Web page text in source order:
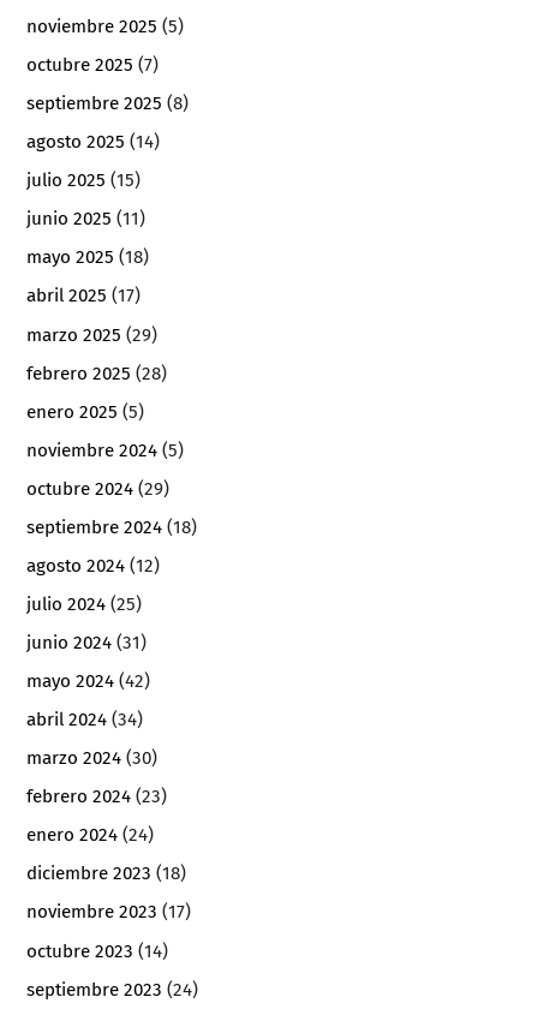
noviembre 2025 (5)
octubre 2025 (7)
septiembre 2025 (8)
agosto 2025 (14)
julio 2025 (15)
junio 2025 (11)
mayo 2025 (18)
abril 2025 (17)
marzo 2025 (29)
febrero 2025 (28)
enero 2025 (5)
noviembre 2024 (5)
octubre 2024 (29)
septiembre 2024 (18)
agosto 2024 (12)
julio 2024 (25)
junio 2024 (31)
mayo 2024 (42)
abril 2024 (34)
marzo 2024 (30)
febrero 2024 (23)
enero 2024 (24)
diciembre 2023 (18)
noviembre 2023 (17)
octubre 2023 (14)
septiembre 2023 (24)